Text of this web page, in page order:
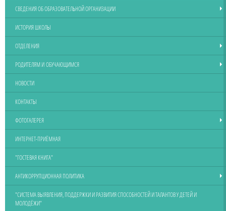
СВЕДЕНИЯ ОБ ОБРАЗОВАТЕЛЬНОЙ ОРГАНИЗАЦИИ
ИСТОРИЯ ШКОЛЫ
ОТДЕЛЕНИЯ
РОДИТЕЛЯМ И ОБУЧАЮЩИМСЯ
НОВОСТИ
КОНТАКТЫ
ФОТОГАЛЕРЕЯ
ИНТЕРНЕТ-ПРИЁМНАЯ
"ГОСТЕВАЯ КНИГА"
АНТИКОРРУПЦИОННАЯ ПОЛИТИКА
"СИСТЕМА ВЫЯВЛЕНИЯ, ПОДДЕРЖКИ И РАЗВИТИЯ СПОСОБНОСТЕЙ И ТАЛАНТОВ У ДЕТЕЙ И
МОЛОДЁЖИ"